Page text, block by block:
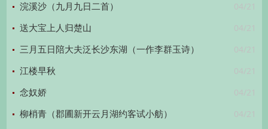
04/21
浣溪沙（九月九日二首）
04/21
送大宝上人归楚山
04/21
三月五日陪大夫泛长沙东湖（一作李群玉诗）
04/21
江楼早秋
04/21
念奴娇
04/21
柳梢青（郡圃新开云月湖约客试小舫）